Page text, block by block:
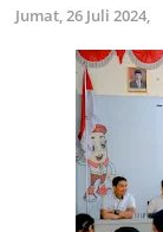
Jumat, 26 Juli 2024,